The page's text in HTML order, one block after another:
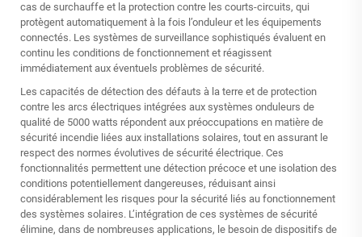
cas de surchauffe et la protection contre les courts-circuits, qui
protègent automatiquement à la fois l’onduleur et les équipements
connectés. Les systèmes de surveillance sophistiqués évaluent en
continu les conditions de fonctionnement et réagissent
immédiatement aux éventuels problèmes de sécurité.
Les capacités de détection des défauts à la terre et de protection
contre les arcs électriques intégrées aux systèmes onduleurs de
qualité de 5000 watts répondent aux préoccupations en matière de
sécurité incendie liées aux installations solaires, tout en assurant le
respect des normes évolutives de sécurité électrique. Ces
fonctionnalités permettent une détection précoce et une isolation des
conditions potentiellement dangereuses, réduisant ainsi
considérablement les risques pour la sécurité liés au fonctionnement
des systèmes solaires. L’intégration de ces systèmes de sécurité
élimine, dans de nombreuses applications, le besoin de dispositifs de